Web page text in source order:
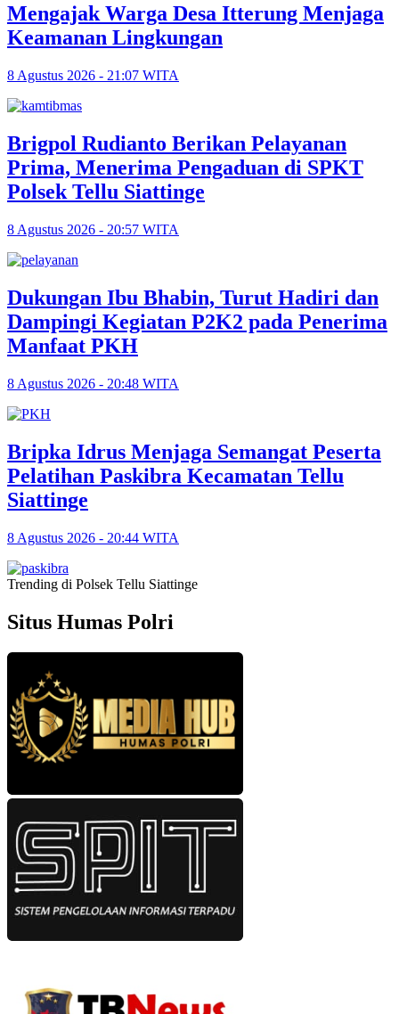
Mengajak Warga Desa Itterung Menjaga
Keamanan Lingkungan
8 Agustus 2026 - 21:07 WITA
Brigpol Rudianto Berikan Pelayanan
Prima, Menerima Pengaduan di SPKT
Polsek Tellu Siattinge
8 Agustus 2026 - 20:57 WITA
Dukungan Ibu Bhabin, Turut Hadiri dan
Dampingi Kegiatan P2K2 pada Penerima
Manfaat PKH
8 Agustus 2026 - 20:48 WITA
Bripka Idrus Menjaga Semangat Peserta
Pelatihan Paskibra Kecamatan Tellu
Siattinge
8 Agustus 2026 - 20:44 WITA
Trending di Polsek Tellu Siattinge
Situs Humas Polri